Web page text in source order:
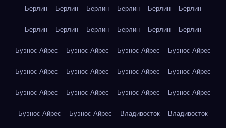
Берлин Берлин Берлин Берлин Берлин Берлин
Берлин Берлин Берлин Берлин Берлин Берлин
Буэнос-Айрес Буэнос-Айрес Буэнос-Айрес Буэнос-Айрес
Буэнос-Айрес Буэнос-Айрес Буэнос-Айрес Буэнос-Айрес
Буэнос-Айрес Буэнос-Айрес Буэнос-Айрес Буэнос-Айрес
Буэнос-Айрес Буэнос-Айрес Владивосток Владивосток